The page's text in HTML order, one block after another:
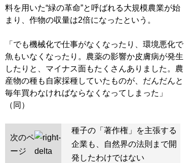
料を用いた“緑の革命”と呼ばれる大規模農業が始
まり、作物の収量は2倍になったという。
「でも機械化で仕事がなくなったり、環境悪化で
魚もいなくなったり。農薬の影響か皮膚病が発生
したりと、マイナス面もたくさんありました。農
産物の種も自家採種していたものが、だんだんと
毎年買わなければならなくなってしまった」
（同）
次のペ
ージ
種子の「著作権」を主張する
企業も、自然界の法則まで開
発したわけではない